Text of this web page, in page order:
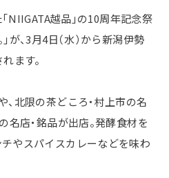
NIIGATA越品」の10周年記念祭
が、3月4日（水）から新潟伊勢
ます。
、北限の茶どころ・村上市の名
の名店・銘品が出店。発酵食材を
やスパイスカレーなどを味わ